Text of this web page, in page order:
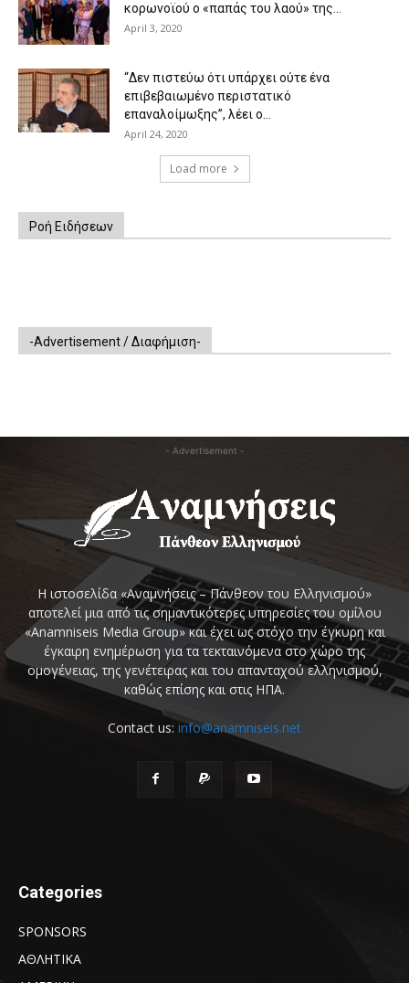
κορωνοϊού ο «παπάς του λαού» της...
April 3, 2020
“Δεν πιστεύω ότι υπάρχει ούτε ένα
επιβεβαιωμένο περιστατικό
επαναλοίμωξης”, λέει ο...
April 24, 2020
Load more
Ροή Ειδήσεων
-Advertisement / Διαφήμιση-
- Advertisement -
Η ιστοσελίδα «Αναμνήσεις – Πάνθεον του Ελληνισμού»
αποτελεί μια από τις σημαντικότερες υπηρεσίες του ομίλου
«Anamniseis Media Group» και έχει ως στόχο την έγκυρη και
έγκαιρη ενημέρωση για τα τεκταινόμενα στο χώρο της
ομογένειας, της γενέτειρας και του απανταχού ελληνισμού,
καθώς επίσης και στις ΗΠΑ.
Contact us: info@anamniseis.net
Categories
SPONSORS
ΑΘΛΗΤΙΚΑ